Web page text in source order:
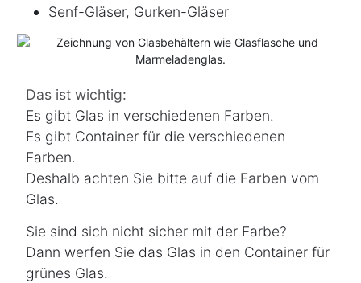
Senf-Gläser, Gurken-Gläser
Das ist wichtig:
Es gibt Glas in verschiedenen Farben.
Es gibt Container für die verschiedenen
Farben.
Deshalb achten Sie bitte auf die Farben vom
Glas.
Sie sind sich nicht sicher mit der Farbe?
Dann werfen Sie das Glas in den Container für
grünes Glas.